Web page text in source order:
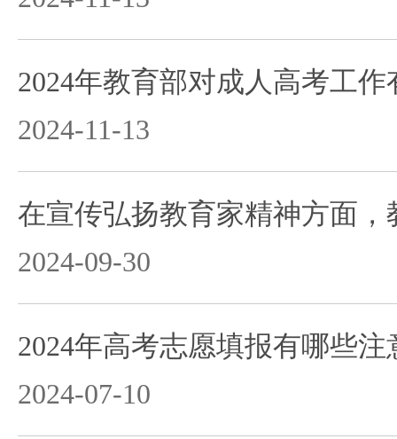
2024-11-13
2024-09-30
2024年高考志愿填报有哪些注
2024-07-10